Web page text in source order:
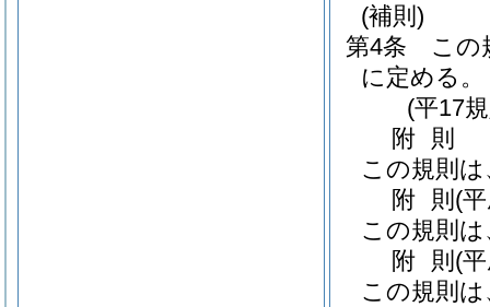
(補則)
第4条
この
に定める。
(平17
附 則
この規則
附 則 (
この規則
附 則 (
この規則